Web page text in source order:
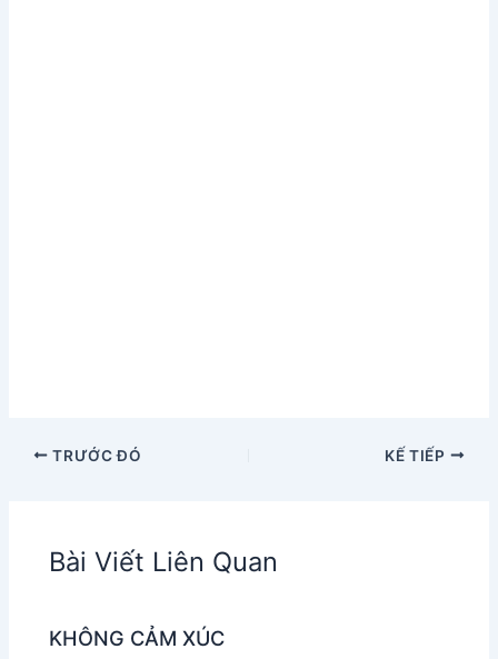
TRƯỚC ĐÓ KẾ TIẾP
Bài Viết Liên Quan
KHÔNG CẢM XÚC